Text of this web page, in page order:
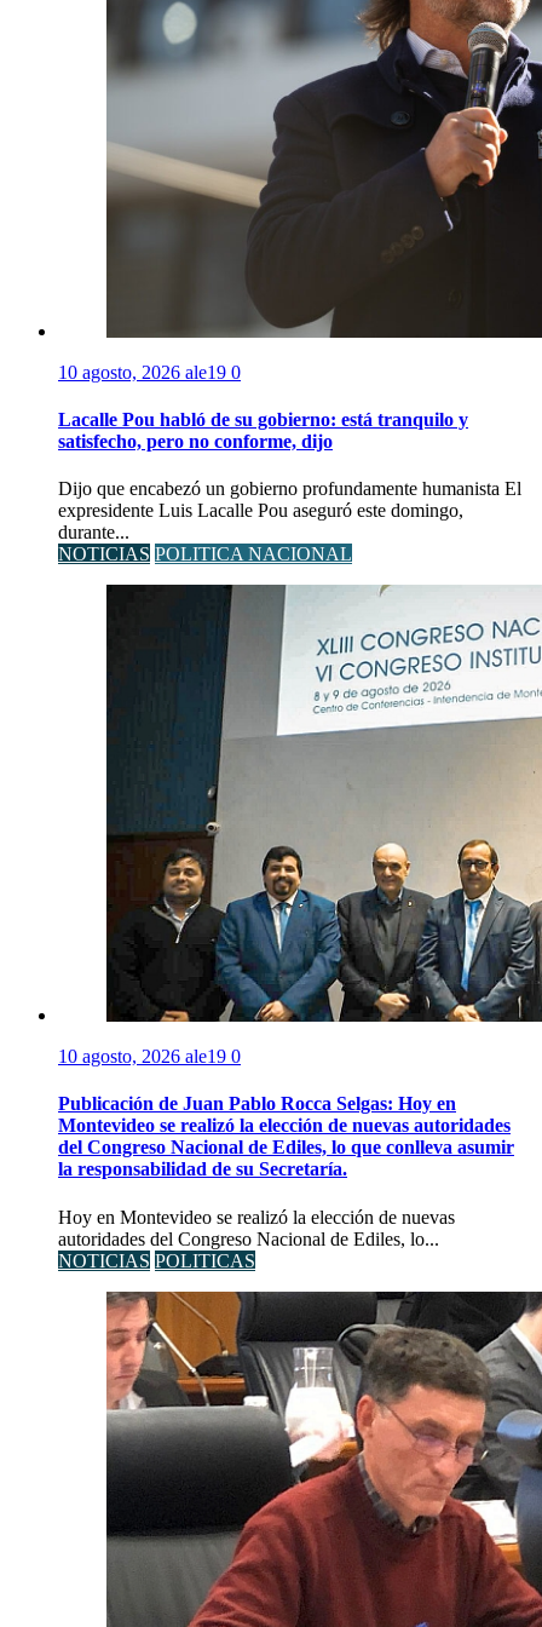
10 agosto, 2026 ale19 0
Lacalle Pou habló de su gobierno: está tranquilo y
satisfecho, pero no conforme, dijo
Dijo que encabezó un gobierno profundamente humanista El
expresidente Luis Lacalle Pou aseguró este domingo,
durante...
NOTICIAS POLITICA NACIONAL
10 agosto, 2026 ale19 0
Publicación de Juan Pablo Rocca Selgas: Hoy en
Montevideo se realizó la elección de nuevas autoridades
del Congreso Nacional de Ediles, lo que conlleva asumir
la responsabilidad de su Secretaría.
Hoy en Montevideo se realizó la elección de nuevas
autoridades del Congreso Nacional de Ediles, lo...
NOTICIAS POLITICAS